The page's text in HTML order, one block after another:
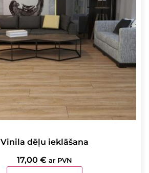
Vinila dēļu ieklāšana
17,00 € ar PVN